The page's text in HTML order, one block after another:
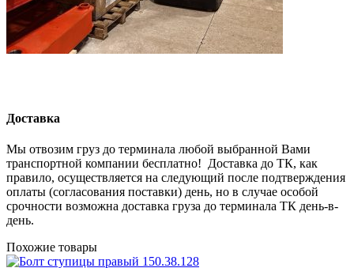
Доставка
Мы отвозим груз до терминала любой выбранной Вами
транспортной компании бесплатно! Доставка до ТК, как
правило, осуществляется на следующий после подтверждения
оплаты (согласования поставки) день, но в случае особой
срочности возможна доставка груза до терминала ТК день-в-
день.
Похожие товары